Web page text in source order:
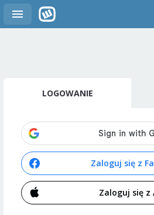
LOGOWANIE
Zaloguj się z
Zaloguj się z